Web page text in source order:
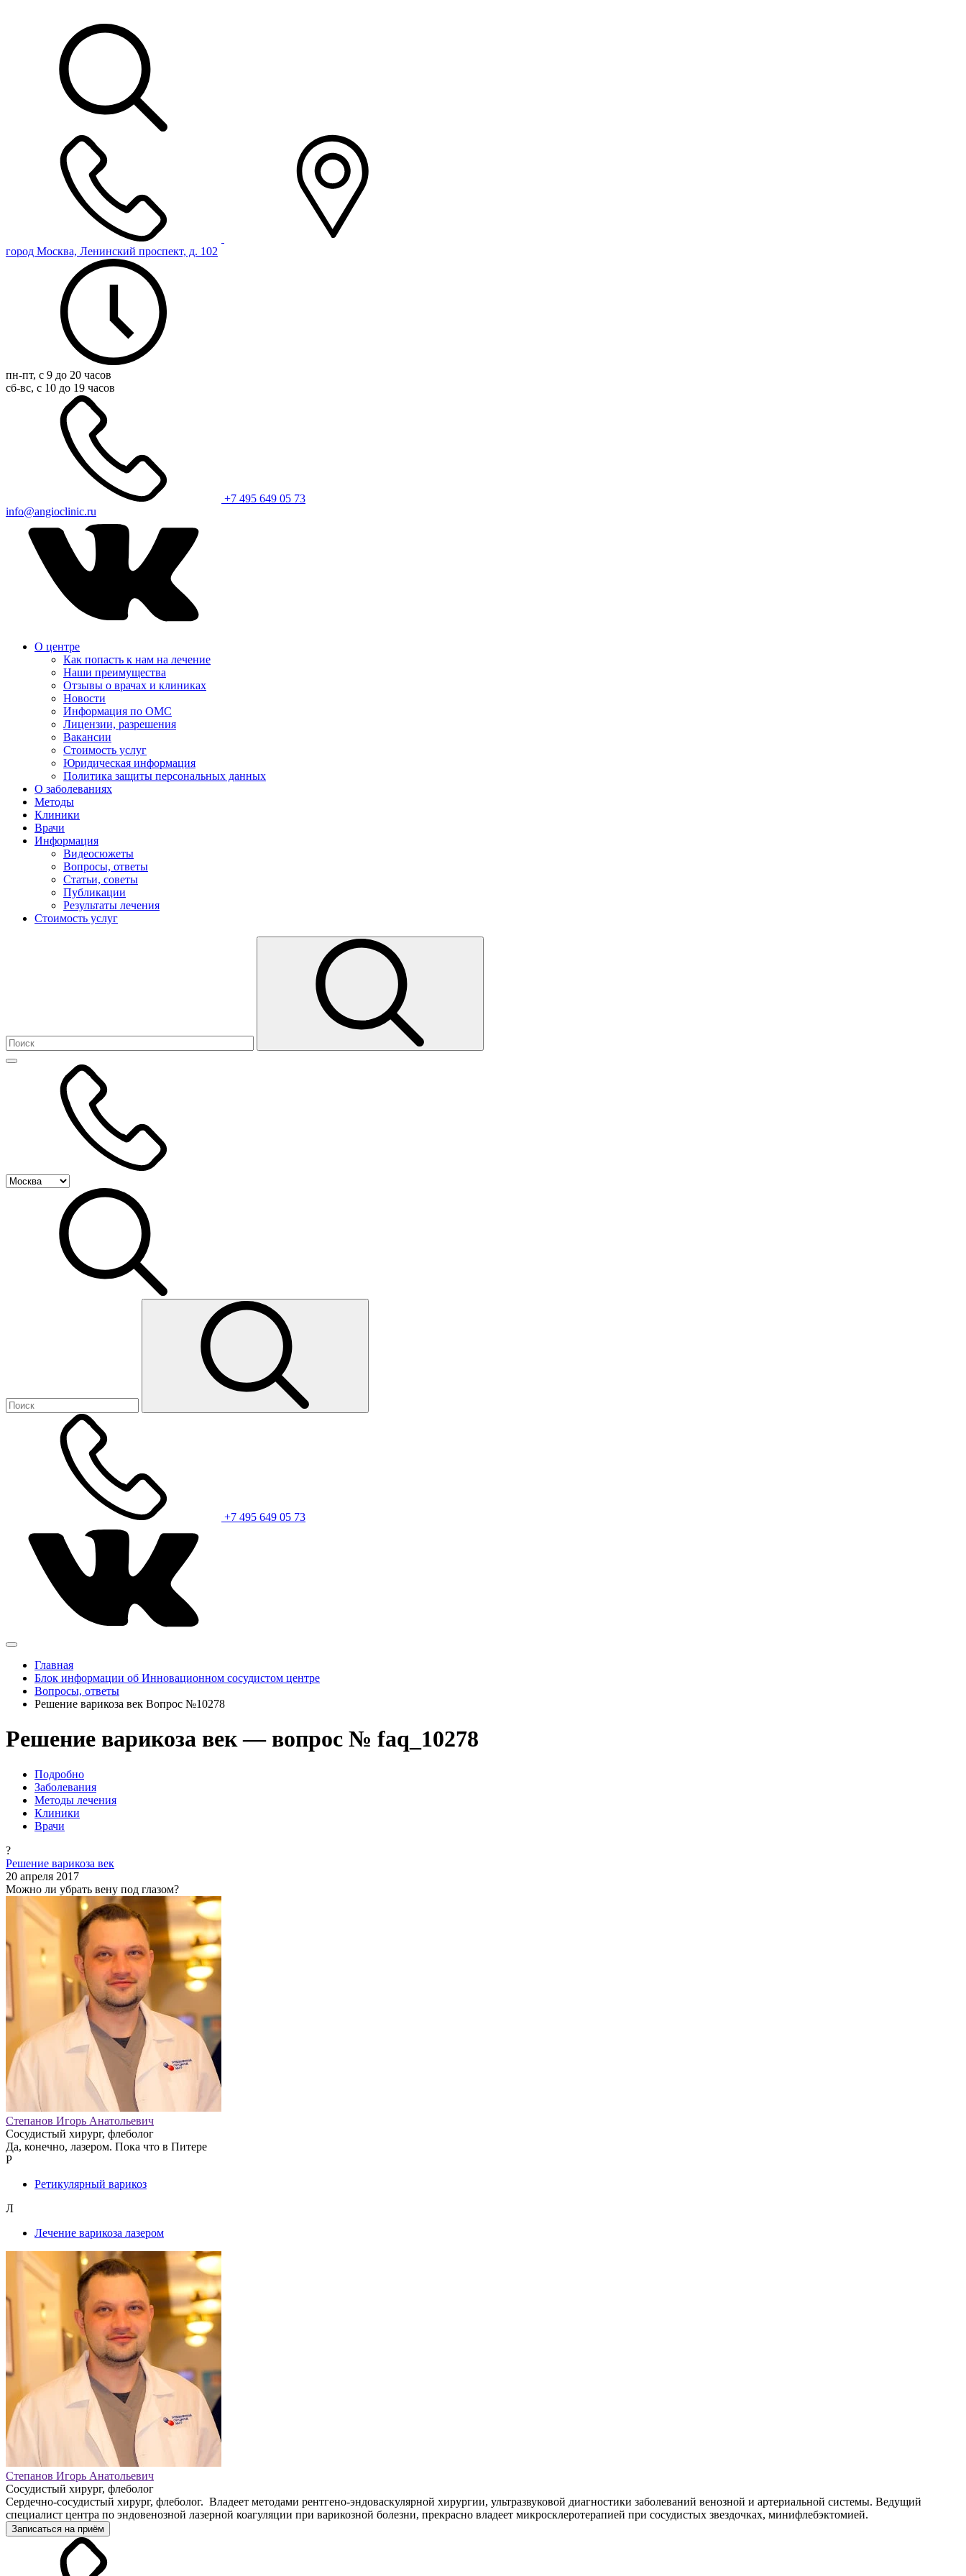
город Москва, Ленинский проспект, д. 102
пн-пт, с 9 до 20 часов
сб-вс, с 10 до 19 часов
+7 495 649 05 73
info@angioclinic.ru
О центре
Как попасть к нам на лечение
Наши преимущества
Отзывы о врачах и клиниках
Новости
Информация по ОМС
Лицензии, разрешения
Вакансии
Стоимость услуг
Юридическая информация
Политика защиты персональных данных
О заболеваниях
Методы
Клиники
Врачи
Информация
Видеосюжеты
Вопросы, ответы
Статьи, советы
Публикации
Результаты лечения
Стоимость услуг
+7 495 649 05 73
Главная
Блок информации об Инновационном сосудистом центре
Вопросы, ответы
Решение варикоза век Вопрос №10278
Решение варикоза век — вопрос № faq_10278
Подробно
Заболевания
Методы лечения
Клиники
Врачи
?
Решение варикоза век
20 апреля 2017
Можно ли убрать вену под глазом?
Степанов Игорь Анатольевич
Сосудистый хирург, флеболог
Да, конечно, лазером. Пока что в Питере
Р
Ретикулярный варикоз
Л
Лечение варикоза лазером
Степанов Игорь Анатольевич
Сосудистый хирург, флеболог
Сердечно-сосудистый хирург, флеболог. Владеет методами рентгено-эндоваскулярной хирургии, ультразвуковой диагностики заболеваний венозной и артериальной системы. Ведущий
специалист центра по эндовенозной лазерной коагуляции при варикозной болезни, прекрасно владеет микросклеротерапией при сосудистых звездочках, минифлебэктомией.
Записаться на приём